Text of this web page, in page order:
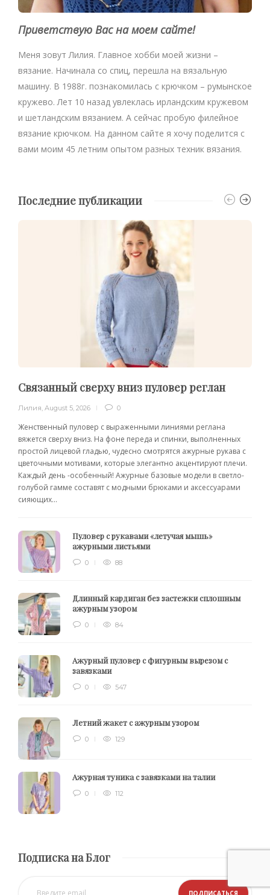
Приветствую Вас на моем сайте!
Меня зовут Лилия. Главное хобби моей жизни –
вязание. Начинала со спиц, перешла на вязальную
машину. В 1988г. познакомилась с крючком – румынское
кружево. Лет 10 назад увлеклась ирландским кружевом
и шетландским вязанием. А сейчас пробую филейное
вязание крючком. На данном сайте я хочу поделится с
вами моим 45 летним опытом разных техник вязания.
Последние публикации
Связанный сверху вниз пуловер реглан
Лилия, August 5, 2026 0
Женственный пуловер с выраженными линиями реглана
вяжется сверху вниз. На фоне переда и спинки, выполненных
простой лицевой гладью, чудесно смотрятся ажурные рукава с
цветочными мотивами, которые элегантно акцентируют плечи.
Каждый день -особенный! Ажурные базовые модели в светло-
голубой гамме составят с модными брюками и аксессуарами
сияющих...
Пуловер с рукавами «летучая мышь»
ажурными листьями
0 88
Длинный кардиган без застежки сплошным
ажурным узором
0 84
Ажурный пуловер с фигурным вырезом с
завязками
0 547
Летний жакет с ажурным узором
0 129
Ажурная туника с завязками на талии
0 112
Подписка на Блог